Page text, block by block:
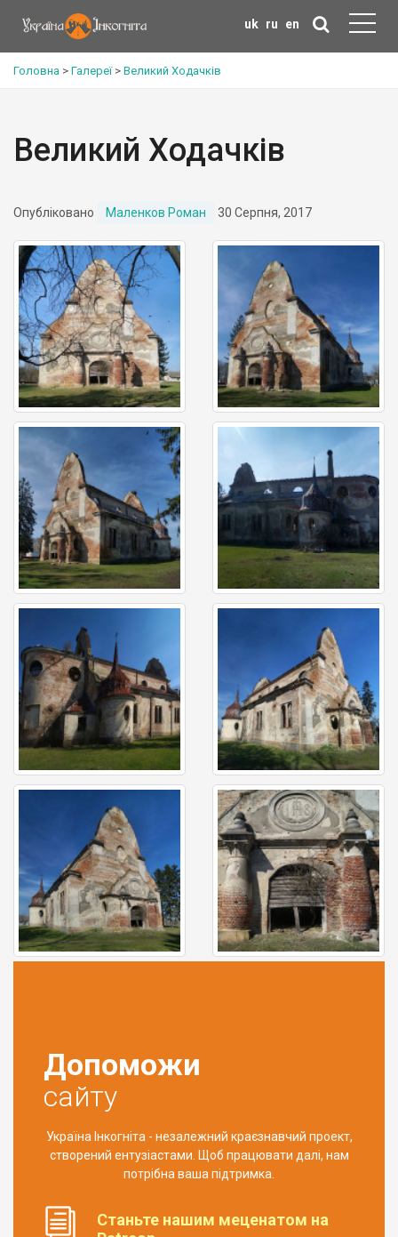
uk ru en
Головна > Галереї> Великий Ходачків
Великий Ходачків
Опубліковано Маленков Роман 30 Серпня, 2017
Допоможи
сайту
Україна Інкогніта - незалежний краєзнавчий проект,
створений ентузіастами. Щоб працювати далі, нам
потрібна ваша підтримка.
Станьте нашим меценатом на